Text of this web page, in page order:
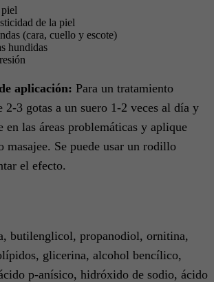
de la piel
(cara, cuello y escote)
hundidas
aplicación: Para un tratamiento
2-3 gotas a un suero 1-2 veces al día y
en las áreas problemáticas y aplique
masajee. Se puede usar un rodillo
el efecto.
butilenglicol, propanodiol, ornitina,
glicerina, alcohol bencílico,
p-anísico, hidróxido de sodio, ácido